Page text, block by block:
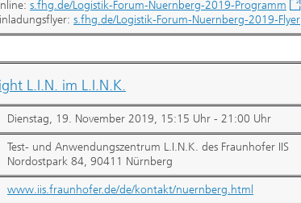
s.fhg.de/Logistik-Forum-Nuernberg-2019-Programm
s.fhg.de/Logistik-Forum-Nuernberg-2019-Flyer
L.I.N. im L.I.N.K.
Dienstag, 19. November 2019, 15:15 Uhr - 21:00 Uhr
Test- und Anwendungszentrum L.I.N.K. des Fraunhofer IIS
Nordostpark 84, 90411 Nürnberg
www.iis.fraunhofer.de/de/kontakt/nuernberg.html